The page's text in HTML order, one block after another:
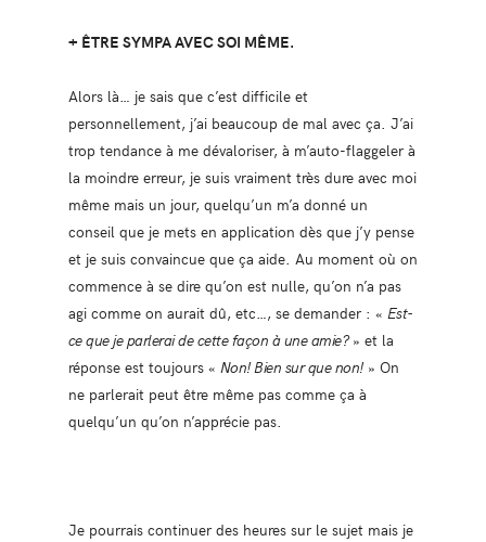
+ ÊTRE SYMPA AVEC SOI MÊME.
Alors là… je sais que c’est difficile et
personnellement, j’ai beaucoup de mal avec ça. J’ai
trop tendance à me dévaloriser, à m’auto-flaggeler à
la moindre erreur, je suis vraiment très dure avec moi
même mais un jour, quelqu’un m’a donné un
conseil que je mets en application dès que j’y pense
et je suis convaincue que ça aide. Au moment où on
commence à se dire qu’on est nulle, qu’on n’a pas
agi comme on aurait dû, etc…, se demander : « Est-
ce que je parlerai de cette façon à une amie?» et la
réponse est toujours « Non! Bien sur que non!» On
ne parlerait peut être même pas comme ça à
quelqu’un qu’on n’apprécie pas.
Je pourrais continuer des heures sur le sujet mais je